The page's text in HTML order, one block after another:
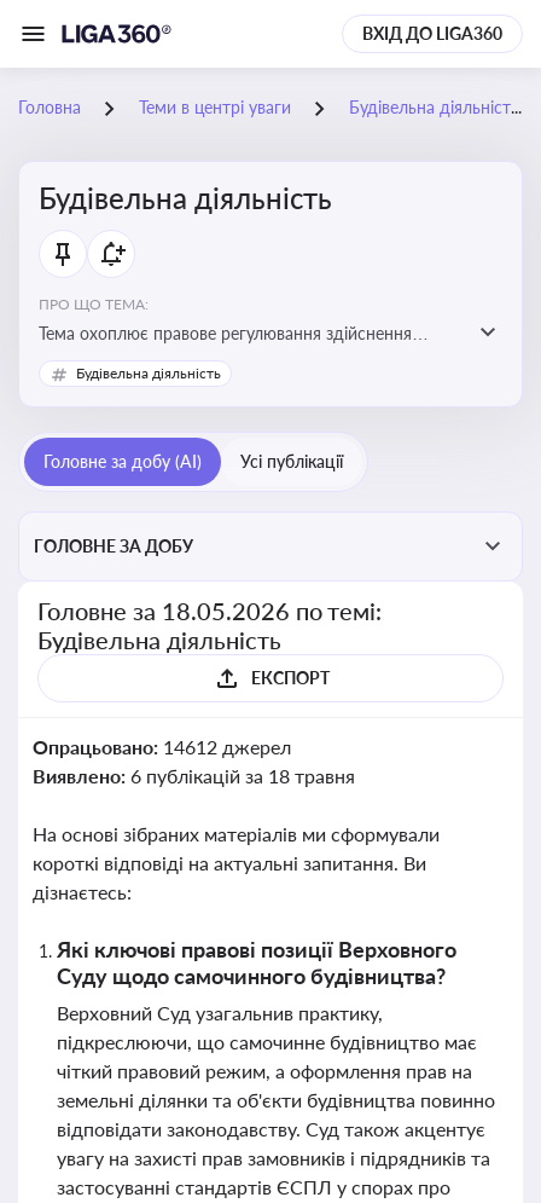
ВХІД ДО LIGA360
Головна Теми в центрі уваги Будівельна діяльність
Будівельна діяльність
ПРО ЩО ТЕМА:
Тема охоплює правове регулювання здійснення
будівельної діяльності, порядок отримання
дозвільних документів та проходження державного
Будівельна діяльність
Головне за добу (AI) Усі публікації
ГОЛОВНЕ ЗА ДОБУ
Головне за 18.05.2026 по темі:
Будівельна діяльність
ЕКСПОРТ
Опрацьовано: 14612 джерел
Виявлено: 6 публікацій за 18 травня
На основі зібраних матеріалів ми сформували
короткі відповіді на актуальні запитання. Ви
дізнаєтесь:
Які ключові правові позиції Верховного
Суду щодо самочинного будівництва?
Верховний Суд узагальнив практику,
підкреслюючи, що самочинне будівництво має
чіткий правовий режим, а оформлення прав на
земельні ділянки та об'єкти будівництва повинно
відповідати законодавству. Суд також акцентує
увагу на захисті прав замовників і підрядників та
застосуванні стандартів ЄСПЛ у спорах про